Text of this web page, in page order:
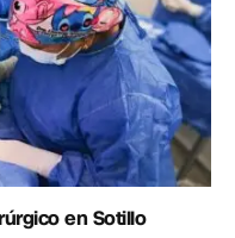
en Sotillo